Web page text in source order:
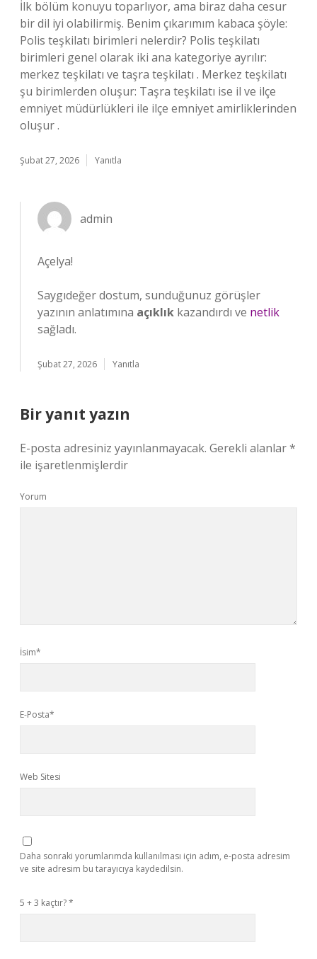
İlk bölüm konuyu toparlıyor, ama biraz daha cesur
bir dil iyi olabilirmiş. Benim çıkarımım kabaca şöyle:
Polis teşkilatı birimleri nelerdir? Polis teşkilatı
birimleri genel olarak iki ana kategoriye ayrılır:
merkez teşkilatı ve taşra teşkilatı . Merkez teşkilatı
şu birimlerden oluşur: Taşra teşkilatı ise il ve ilçe
emniyet müdürlükleri ile ilçe emniyet amirliklerinden
oluşur .
Şubat 27, 2026 Yanıtla
admin
Açelya!
Saygıdeğer dostum, sunduğunuz görüşler
yazının anlatımına açıklık kazandırdı ve netlik
sağladı.
Şubat 27, 2026 Yanıtla
Bir yanıt yazın
E-posta adresiniz yayınlanmayacak. Gerekli alanlar*
ile işaretlenmişlerdir
Yorum
İsim*
E-Posta*
Web Sitesi
Daha sonraki yorumlarımda kullanılması için adım, e-posta adresim
ve site adresim bu tarayıcıya kaydedilsin.
5 + 3 kaçtır?*